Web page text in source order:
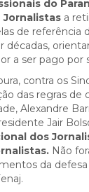
do
Jornalistas a
de referência
décadas,
a ser pago por
contra os
das regras de
Alexandre
Jair
dos
Não
da